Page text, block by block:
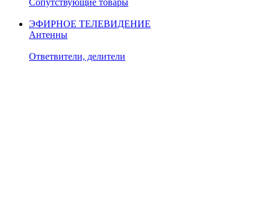
Сопутствующие товары
ЭФИРНОЕ ТЕЛЕВИДЕНИЕ
Антенны
Ответвители, делители